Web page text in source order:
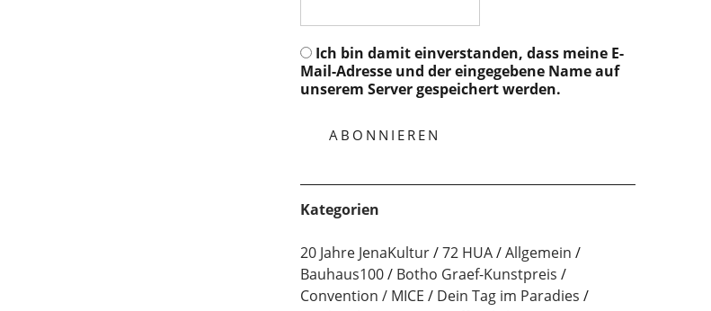
Ich bin damit einverstanden, dass meine E-
Mail-Adresse und der eingegebene Name auf
unserem Server gespeichert werden.
Kategorien
20 Jahre JenaKultur 72 HUA
Allgemein
Bauhaus100
Botho Graef-Kunstpreis
Convention / MICE
Dein Tag im Paradies